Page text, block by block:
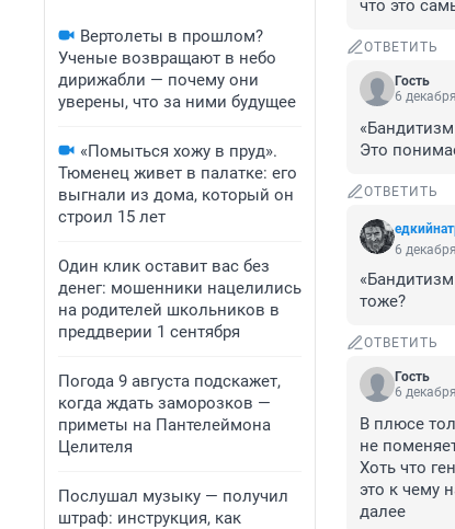
Вертолеты в прошлом?
Ученые возвращают в небо
дирижабли — почему они
уверены, что за ними будущее
«Помыться хожу в пруд».
Тюменец живет в палатке: его
выгнали из дома, который он
строил 15 лет
Один клик оставит вас без
денег: мошенники нацелились
на родителей школьников в
преддверии 1 сентября
Погода 9 августа подскажет,
когда ждать заморозков —
приметы на Пантелеймона
Целителя
Послушал музыку — получил
штраф: инструкция, как
что это
ОТВЕТИТЬ
Гость
6
Это
ОТВЕТИТЬ
6
тоже?
ОТВЕТИТЬ
Гость
6
В плюсе
не
Хоть что
это к чему
далее